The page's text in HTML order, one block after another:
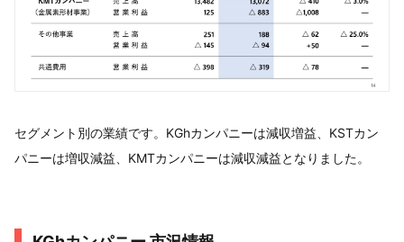
セグメント別の業績です。KGhカンパニーは減収増益、KSTカン
パニーは増収減益、KMTカンパニーは減収減益となりました。